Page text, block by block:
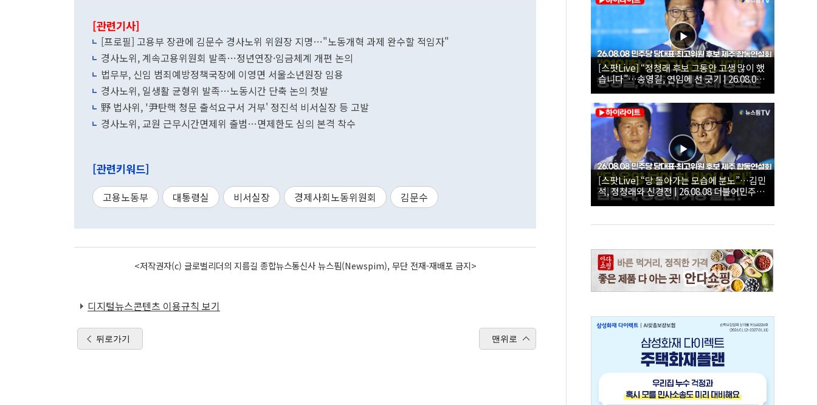
[관련기사]
[프로필] 고용부 장관에 김문수 경사노위 위원장 지명…"노동개혁 과제 완수할 적임자"
경사노위, 계속고용위원회 발족…정년연장·임금체계 개편 논의
법무부, 신임 범죄예방정책국장에 이영면 서울소년원장 임용
경사노위, 일생활 균형위 발족…노동시간 단축 논의 첫발
野 법사위, '尹탄핵 청문 출석요구서 거부' 정진석 비서실장 등 고발
경사노위, 교원 근무시간면제위 출범…면제한도 심의 본격 착수
[관련키워드]
고용노동부 대통령실 비서실장 경제사회노동위원회 김문수
<저작권자(c) 글로벌리더의 지름길 종합뉴스통신사 뉴스핌(Newspim), 무단 전재-재배포 금지>
디지털뉴스콘텐츠 이용규칙 보기
뒤로가기 맨위로
[스팟Live] “정청래 후보 그동안 고생 많이 했
습니다”…송영길, 연임에 선 긋기 | 26.08.08
더불어민주당 당대표·최고위원 후보 제주 합
동연설회
[스팟Live] “당 돌아가는 모습에 분노”…김민
석, 정청래와 신경전 | 26.08.08 더불어민주당
당대표·최고위원 후보 제주 합동연설회